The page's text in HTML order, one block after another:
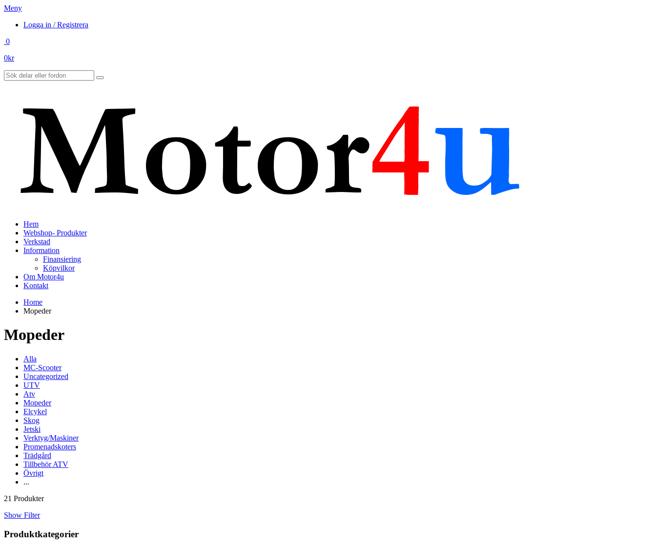
Meny
Logga in / Registrera
0
0kr
Hem
Webshop- Produkter
Verkstad
Information
Finansiering
Köpvilkor
Om Motor4u
Kontakt
Home
Mopeder
Mopeder
Alla
MC-Scooter
Uncategorized
UTV
Atv
Mopeder
Elcykel
Skog
Jetski
Verktyg/Maskiner
Promenadskoters
Trädgård
Tillbehör ATV
Övrigt
...
21 Produkter
Show Filter
Produktkategorier